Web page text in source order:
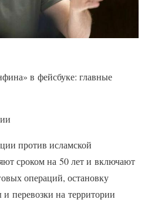
в фейсбуке: главные
против исламской
сроком на 50 лет и включают
операций, остановку
и перевозки на территории